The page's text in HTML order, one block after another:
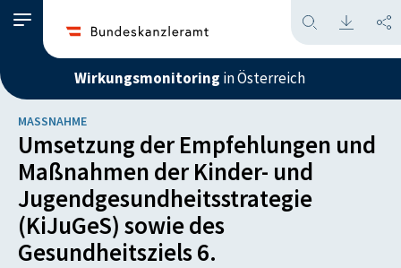
Wirkungsmonitoring in Österreich
MASSNAHME
Umsetzung der Empfehlungen und
Maßnahmen der Kinder- und
Jugendgesundheitsstrategie
(KiJuGeS) sowie des
Gesundheitsziels 6.